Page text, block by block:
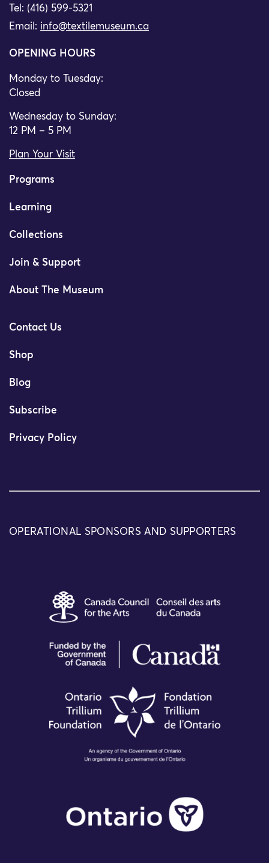
Tel: (416) 599-5321
Email: info@textilemuseum.ca
OPENING HOURS
Monday to Tuesday:
Closed
Wednesday to Sunday:
12 PM – 5 PM
Plan Your Visit
Programs
Learning
Collections
Join & Support
About The Museum
Contact Us
Shop
Blog
Subscribe
Privacy Policy
OPERATIONAL SPONSORS AND SUPPORTERS